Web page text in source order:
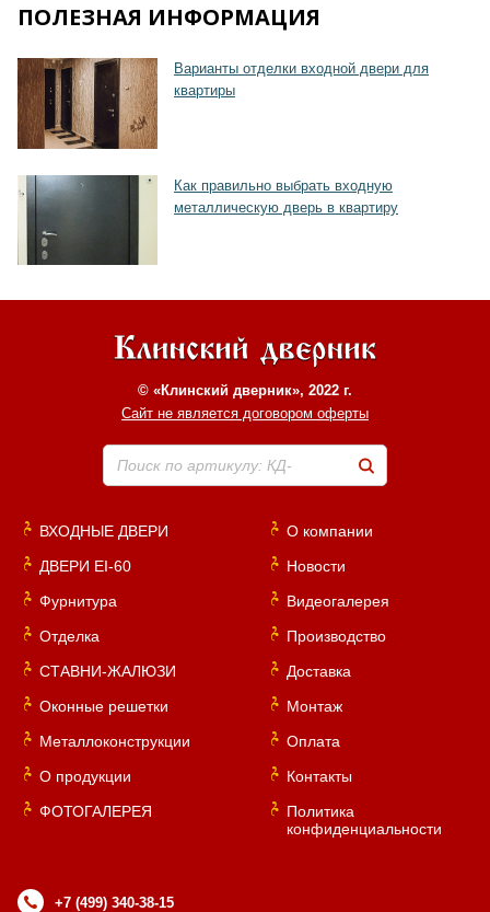
ПОЛЕЗНАЯ ИНФОРМАЦИЯ
Варианты отделки входной двери для
квартиры
Как правильно выбрать входную
металлическую дверь в квартиру
© «Клинский дверник», 2022 г.
Сайт не является договором оферты
Поиск по артикулу: КД-
ВХОДНЫЕ ДВЕРИ
ДВЕРИ EI-60
Фурнитура
Отделка
СТАВНИ-ЖАЛЮЗИ
Оконные решетки
Металлоконструкции
О продукции
ФОТОГАЛЕРЕЯ
О компании
Новости
Видеогалерея
Производство
Доставка
Монтаж
Оплата
Контакты
Политика
конфиденциальности
+7 (499) 340-38-15